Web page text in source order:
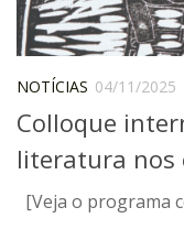
Auxílio
Exame de
Depósito da
Dissertação
Orientadores /
NOTÍCIAS 04/11/2025
Colloque
literatura nos
[Veja o programa